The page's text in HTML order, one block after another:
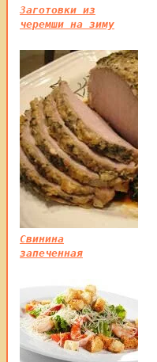
Заготовки из
черемши на зиму
Свинина
запеченная